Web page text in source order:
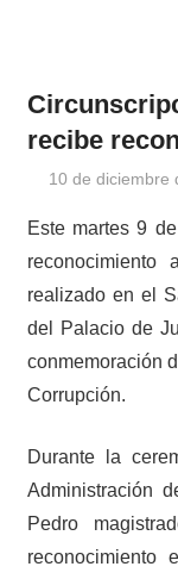
recibe
10 de diciembre
Este martes 9
reconocimiento
realizado en el
del Palacio de
conmemoración
Corrupción.
Durante la
Administración
Pedro
reconocimiento